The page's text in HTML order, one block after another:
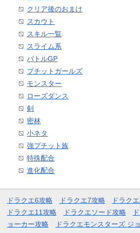
クリア後のおまけ
スカウト
スキル一覧
スライム系
バトルGP
プチットガールズ
モンスター
ローズダンス
剣
密林
小ネタ
強プチット族
特殊配合
進化配合
ドラクエ6攻略 ドラクエ7攻略 ドラク
ドラクエ11攻略
ドラクエソード攻略
ョーカー攻略
ドラクエモンスターズ ジ